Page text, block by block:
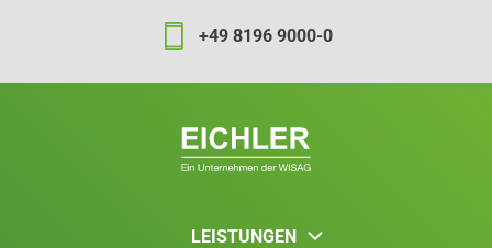
+49 8196 9000-0
LEISTUNGEN